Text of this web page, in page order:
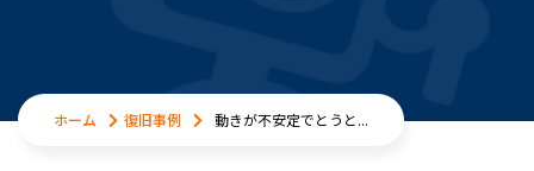
ホーム 復旧事例 動きが不安定でとうと...